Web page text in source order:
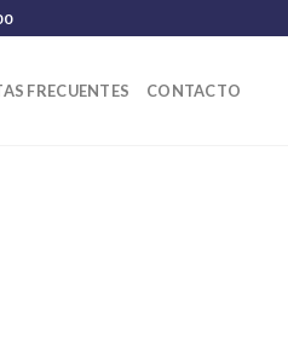
FRECUENTES CONTACTO